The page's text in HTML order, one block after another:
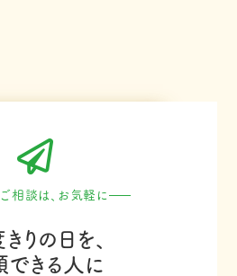
相談は、お気軽に
りの日を、
できる人に